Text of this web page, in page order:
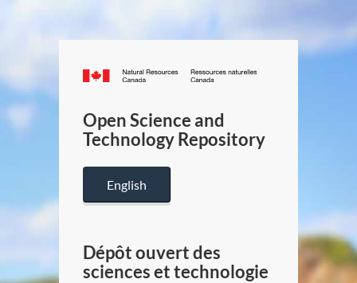
Canada.ca
/
Canada
Open Science and
Technology Repository
English
Dépôt ouvert des
sciences et technologie